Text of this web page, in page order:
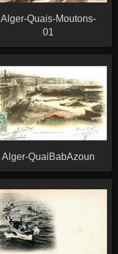
Alger-Quais-Moutons-
01
Alger-QuaiBabAzoun